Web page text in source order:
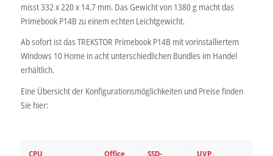
misst 332 x 220 x 14,7 mm. Das Gewicht von 1380 g macht das
Primebook P14B zu einem echten Leichtgewicht.
Ab sofort ist das TREKSTOR Primebook P14B mit vorinstalliertem
Windows 10 Home in acht unterschiedlichen Bundles im Handel
erhältlich.
Eine Übersicht der Konfigurationsmöglichkeiten und Preise finden
Sie hier:
CPU
Office
SSD-
UVP